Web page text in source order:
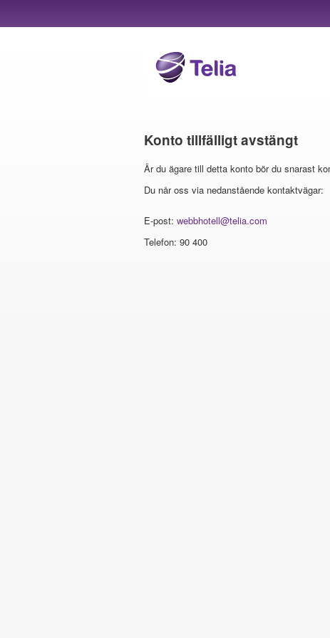
Konto tillfälligt avstängt
Är du ägare till detta konto bör du snarast
Du når oss via nedanstående kontaktvägar:
E-post: webbhotell@telia.com
Telefon: 90 400